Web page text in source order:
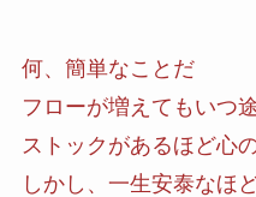
何、簡単なことだ
フローが増えてもいつ
ストックがあるほど心
しかし、一生安泰なほ